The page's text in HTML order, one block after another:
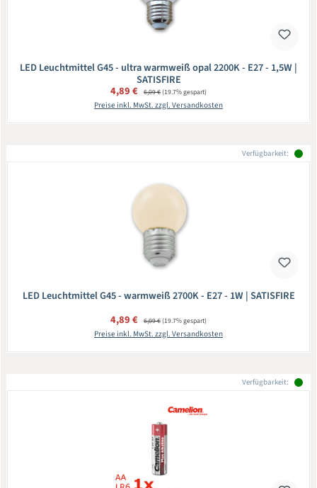
LED Leuchtmittel G45 - ultra warmweiß opal 2200K - E27 - 1,5W |
SATISFIRE
Verkaufspreis:
4,89 € Regulärer Preis:
6,09 €(19.7% gespart)
Preise inkl. MwSt. zzgl. Versandkosten
Verfügbarkeit:
LED Leuchtmittel G45 - warmweiß 2700K - E27 - 1W | SATISFIRE
Verkaufspreis:
4,89 € Regulärer Preis:
6,09 €(19.7% gespart)
Preise inkl. MwSt. zzgl. Versandkosten
Verfügbarkeit: